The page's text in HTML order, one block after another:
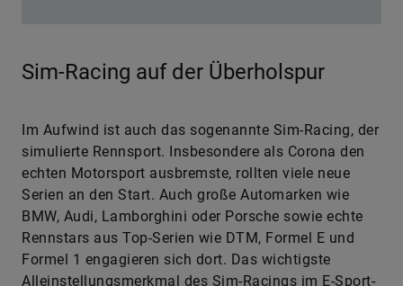
Sim-Racing auf der Überholspur
Im Aufwind ist auch das sogenannte Sim-Racing, der
simulierte Rennsport. Insbesondere als Corona den
echten Motorsport ausbremste, rollten viele neue
Serien an den Start. Auch große Automarken wie
BMW, Audi, Lamborghini oder Porsche sowie echte